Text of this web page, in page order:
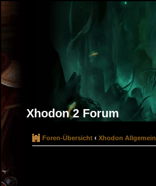
Xhodon 2 Forum
Foren-Übersicht ‹ Xhodon Allgemein